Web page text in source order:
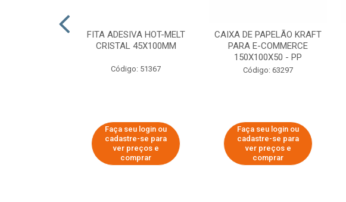
FITA ADESIVA HOT-MELT
CRISTAL 45X100MM
Código: 51367
Faça seu login ou
cadastre-se para
ver preços e
comprar
CAIXA DE PAPELÃO KRAFT
PARA E-COMMERCE
150X100X50 - PP
Código: 63297
Faça seu login ou
cadastre-se para
ver preços e
comprar